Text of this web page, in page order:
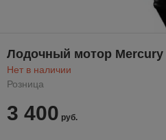
Лодочный мотор Mercury
Нет в наличии
Розница
3 400 руб.